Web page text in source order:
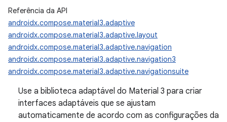
Referência da API
androidx.compose.material3.adaptive
androidx.compose.material3.adaptive.layout
androidx.compose.material3.adaptive.navigation
androidx.compose.material3.adaptive.navigation3
androidx.compose.material3.adaptive.navigationsuite
Use a biblioteca adaptável do Material 3 para criar
interfaces adaptáveis que se ajustam
automaticamente de acordo com as configurações da